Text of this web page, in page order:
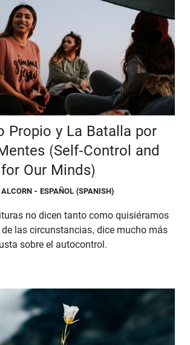
Propio y La Batalla por
(Self-Control and
Our Minds)
- ESPAÑOL (SPANISH)
no dicen tanto como quisiéramos
las circunstancias, dice mucho más
sobre el autocontrol.